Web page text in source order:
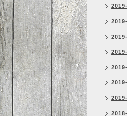
2019-
2019-
2019-
2019-
2019-
2019-
2019-
2018-